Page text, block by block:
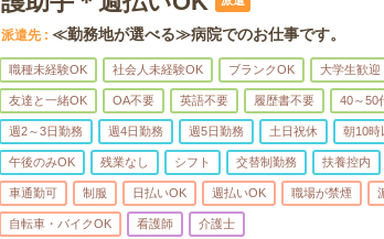
派遣先 ≪勤務地が選べる≫病院でのお仕事です。
職種未経験OK 社会人未経験OK ブランクOK 大学生歓迎
友達と一緒OK OA不要 英語不要 履歴書不要 40～50
週2～3日勤務 週4日勤務 週5日勤務 土日祝休 朝10時
午後のみOK 残業なし シフト 交替制勤務 扶養控内
車通勤可 制服 日払いOK 週払いOK 職場が禁煙
自転車・バイクOK 看護師 介護士